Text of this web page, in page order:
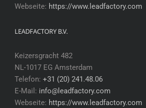
Webseite: https://www.leadfactory.com
LEADFACTORY B.V.
Keizersgracht 482
NL-1017 EG Amsterdam
Telefon: +31 (20) 241.48.06
E-Mail: info@leadfactory.com
Webseite: https://www.leadfactory.com